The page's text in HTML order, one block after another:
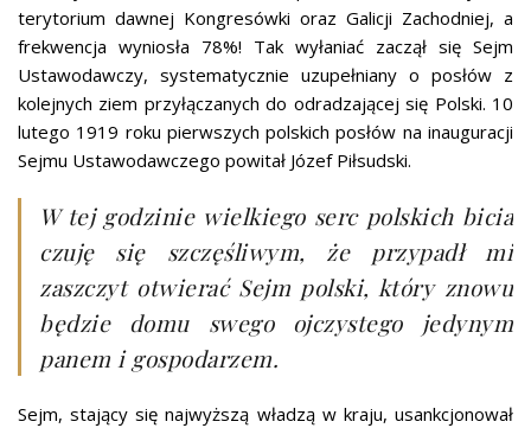
terytorium dawnej Kongresówki oraz Galicji Zachodniej, a
frekwencja wyniosła 78%! Tak wyłaniać zaczął się Sejm
Ustawodawczy, systematycznie uzupełniany o posłów z
kolejnych ziem przyłączanych do odradzającej się Polski. 10
lutego 1919 roku pierwszych polskich posłów na inauguracji
Sejmu Ustawodawczego powitał Józef Piłsudski.
W tej godzinie wielkiego serc polskich bicia
czuję się szczęśliwym, że przypadł mi
zaszczyt otwierać Sejm polski, który znowu
będzie domu swego ojczystego jedynym
panem i gospodarzem.
Sejm, stający się najwyższą władzą w kraju, usankcjonował